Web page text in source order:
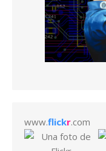
www.flickr.com